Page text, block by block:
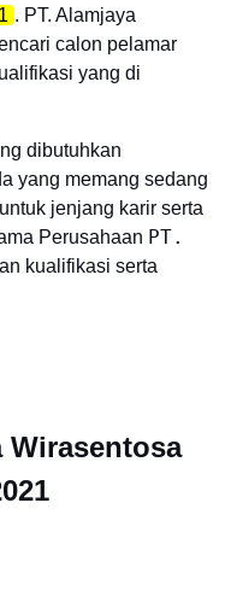
. PT. Alamjaya
calon pelamar
yang di
dibutuhkan
yang memang sedang
jenjang karir serta
Perusahaan PT.
kualifikasi serta
Wirasentosa